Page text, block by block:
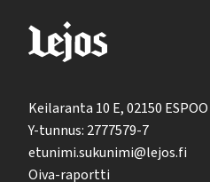
Keilaranta 10 E, 02150 ESPOO
Y-tunnus: 2777579-7
etunimi.sukunimi@lejos.fi
Oiva-raportti